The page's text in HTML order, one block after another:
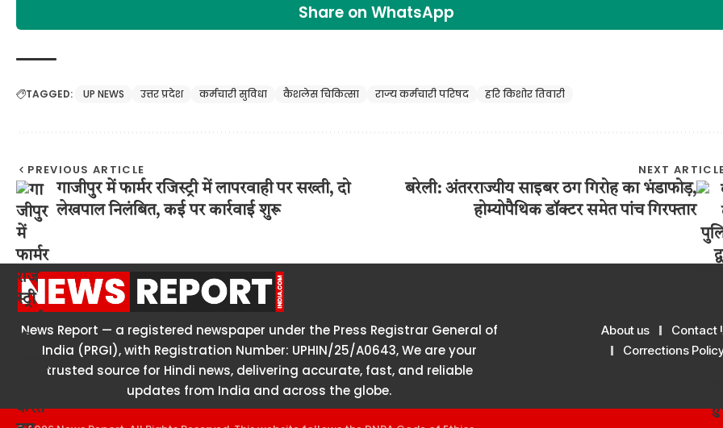
Share on WhatsApp
TAGGED: UP NEWS उत्तर प्रदेश कर्मचारी सुविधा कैशलेस चिकित्सा राज्य कर्मचारी परिषद हरि किशोर तिवारी
PREVIOUS ARTICLE
गाजीपुर में फार्मर रजिस्ट्री में लापरवाही पर सख्ती, दो
लेखपाल निलंबित, कई पर कार्रवाई शुरू
NEXT
बरेली: अंतरराज्यीय साइबर ठग गिरोह का भंडाफोड़,
होम्योपैथिक डॉक्टर समेत पांच गिरफ्तार
News Report — a registered newspaper under the Press Registrar General of
India (PRGI), with Registration Number: UPHIN/25/A0643, We are your
trusted source for Hindi news, delivering accurate, fast, and reliable
updates from India and across the globe.
About us Contact
Corrections